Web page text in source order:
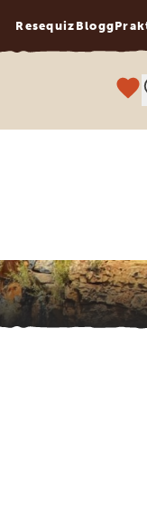
Resequiz Blogg